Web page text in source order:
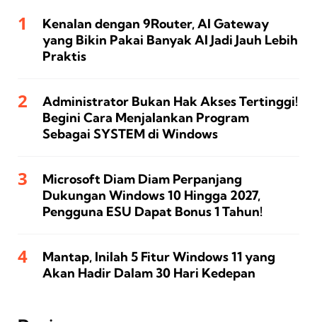
Kenalan dengan 9Router, AI Gateway
yang Bikin Pakai Banyak AI Jadi Jauh Lebih
Praktis
Administrator Bukan Hak Akses Tertinggi!
Begini Cara Menjalankan Program
Sebagai SYSTEM di Windows
Microsoft Diam Diam Perpanjang
Dukungan Windows 10 Hingga 2027,
Pengguna ESU Dapat Bonus 1 Tahun!
Mantap, Inilah 5 Fitur Windows 11 yang
Akan Hadir Dalam 30 Hari Kedepan